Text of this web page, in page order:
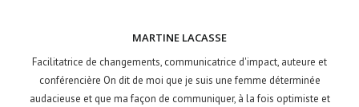
MARTINE LACASSE
Facilitatrice de changements, communicatrice d'impact, auteure et
conférencière On dit de moi que je suis une femme déterminée
audacieuse et que ma façon de communiquer, à la fois optimiste et